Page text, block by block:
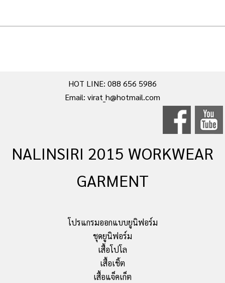
HOT LINE: 088 656 5986
Email: virat_h@hotmail.com
NALINSIRI 2015 WORKWEAR
GARMENT
โปรแกรมออกแบบยูนิฟอร์ม
ชุดยูนิฟอร์ม
เสื้อโปโล
เสื้อเชิ้ต
เสื้อแจ็คเก็ต